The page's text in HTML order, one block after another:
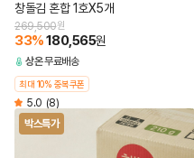
창돌김 혼합 1호X5개
269,500원
33%180,565원
상온무료배송
최대 10% 중복쿠폰
5.0 (8)
박스특가